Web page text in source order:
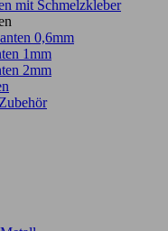
mit Schmelzkleber
0,6mm
1mm
2mm